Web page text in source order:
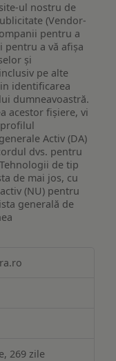
ul nostru de
(Vendor-
pentru a
pentru a vă afișa
și
pe alte
identificarea
dumneavoastră.
acestor fișiere, vi
Activ (DA)
dvs. pentru
de tip
de mai jos, cu
(NU) pentru
generală de
269 zile